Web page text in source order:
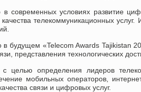
современных условиях развитие
телекоммуникационных
в будущем «Telecom Awards Tajikistan
представления технологических
целью определения лидеров
мобильных операторов,
связи и цифровых услуг.